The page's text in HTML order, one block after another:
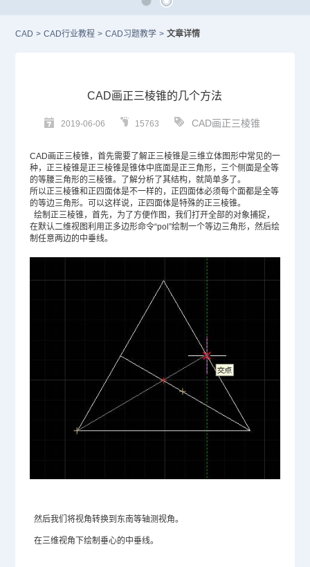
CAD > CAD行业教程 > CAD习题教学 > 文章详情
CAD画正三棱锥的几个方法
2019-06-06 15763 CAD画正三棱锥
CAD画正三棱锥，首先需要了解正三棱锥是三维立体图形中常见的一
种，正三棱锥是正三棱锥是锥体中底面是正三角形，三个侧面是全等
的等腰三角形的三棱锥。了解分析了其结构，就简单多了。
所以正三棱锥和正四面体是不一样的，正四面体必须每个面都是全等
的等边三角形。可以这样说，正四面体是特殊的正三棱锥。
绘制正三棱锥，首先，为了方便作图，我们打开全部的对象捕捉，
在默认二维视图利用正多边形命令“pol”绘制一个等边三角形，然后绘
制任意两边的中垂线。
然后我们将视角转换到东南等轴测视角。
在三维视角下绘制垂心的中垂线。